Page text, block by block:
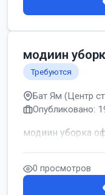
модиин
Требуются
Бат Ям (Центр
Опубликовано:
модиин уборка
0 просмотров